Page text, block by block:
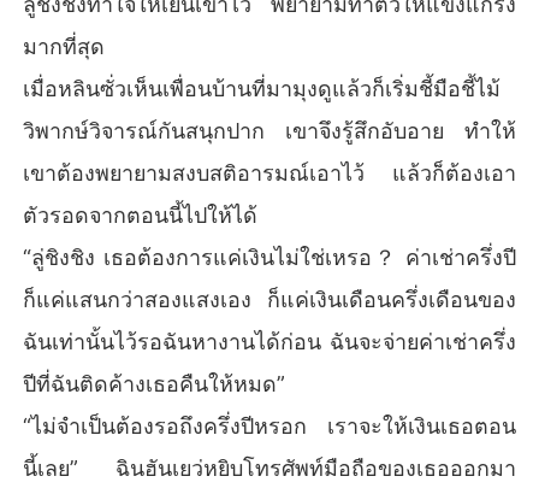
มากที่สุด
เมื่อหลินซั่วเห็นเพื่อนบ้านที่มามุงดูแล้วก็เริ่มชี้มือชี้ไม้
วิพากษ์วิจารณ์กันสนุกปาก เขาจึงรู้สึกอับอาย ทำให้
เขาต้องพยายามสงบสติอารมณ์เอาไว้ แล้วก็ต้องเอา
ตัวรอดจากตอนนี้ไปให้ได้
“ลู่ชิงชิง เธอต้องการแค่เงินไม่ใช่เหรอ？ ค่าเช่าครึ่งปี
ก็แค่แสนกว่าสองแสงเอง ก็แค่เงินเดือนครึ่งเดือนของ
ฉันเท่านั้นไว้รอฉันหางานได้ก่อน ฉันจะจ่ายค่าเช่าครึ่ง
ปีที่ฉันติดค้างเธอคืนให้หมด”
“ไม่จำเป็นต้องรอถึงครึ่งปีหรอก เราจะให้เงินเธอตอน
นี้เลย” ฉินฮันเยว่หยิบโทรศัพท์มือถือของเธอออกมา